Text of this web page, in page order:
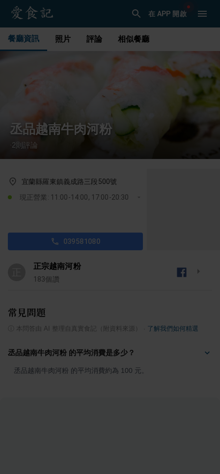
在 APP 開啟
餐廳資訊 照片 評論 相似餐廳
丞品越南牛肉河粉
2 則評論
宜蘭縣羅東鎮義成路三段500號
現正營業: 11:00-14:00, 17:00-20:30
039581080
正宗越南河粉
183個讚
常見問題
本問答由 AI 整理自真實食記（附資料來源） 了解我們如何精選
丞品越南牛肉河粉 的平均消費是多少？
丞品越南牛肉河粉 的平均消費約為 100 元。